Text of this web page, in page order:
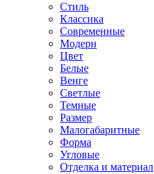
Стиль
Классика
Современные
Модерн
Цвет
Белые
Венге
Светлые
Темные
Размер
Малогабаритные
Форма
Угловые
Отделка и материал